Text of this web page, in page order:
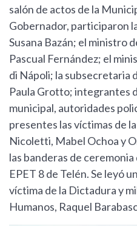
salón de actos de la
Gobernador, participaron
Susana Bazán; el ministro
Pascual Fernández; el
di Nápoli; la subsecretaria
Paula Grotto; integrantes
municipal, autoridades
presentes las víctimas de
Nicoletti, Mabel Ochoa y
las banderas de ceremonia
EPET 8 de Telén. Se leyó
víctima de la Dictadura y
Humanos, Raquel